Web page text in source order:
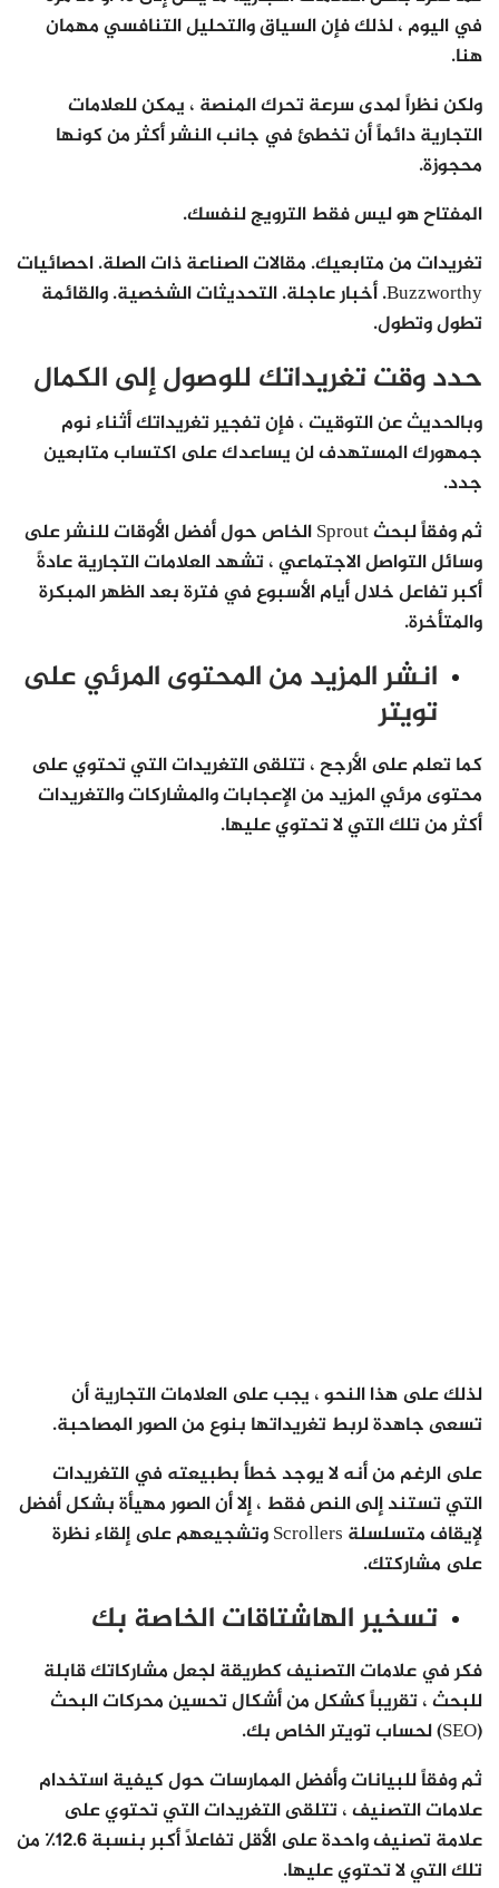
في اليوم ، لذلك فإن السياق والتحليل التنافسي مهمان
هنا.
ولكن نظراً لمدى سرعة تحرك المنصة ، يمكن للعلامات
التجارية دائماً أن تخطئ في جانب النشر أكثر من كونها
محجوزة.
المفتاح هو ليس فقط الترويج لنفسك.
تغريدات من متابعيك. مقالات الصناعة ذات الصلة. احصائيات
Buzzworthy. أخبار عاجلة. التحديثات الشخصية. والقائمة
تطول وتطول.
حدد وقت تغريداتك للوصول إلى الكمال
وبالحديث عن التوقيت ، فإن تفجير تغريداتك أثناء نوم
جمهورك المستهدف لن يساعدك على اكتساب متابعين
جدد.
ثم وفقاً لبحث Sprout الخاص حول أفضل الأوقات للنشر على
وسائل التواصل الاجتماعي ، تشهد العلامات التجارية عادةً
أكبر تفاعل خلال أيام الأسبوع في فترة بعد الظهر المبكرة
والمتأخرة.
انشر المزيد من المحتوى المرئي على
تويتر
كما تعلم على الأرجح ، تتلقى التغريدات التي تحتوي على
محتوى مرئي المزيد من الإعجابات والمشاركات والتغريدات
أكثر من تلك التي لا تحتوي عليها.
لذلك على هذا النحو ، يجب على العلامات التجارية أن
تسعى جاهدة لربط تغريداتها بنوع من الصور المصاحبة.
على الرغم من أنه لا يوجد خطأ بطبيعته في التغريدات
التي تستند إلى النص فقط ، إلا أن الصور مهيأة بشكل أفضل
لإيقاف متسلسلة Scrollers وتشجيعهم على إلقاء نظرة
على مشاركتك.
تسخير الهاشتاقات الخاصة بك
فكر في علامات التصنيف كطريقة لجعل مشاركاتك قابلة
للبحث ، تقريباً كشكل من أشكال تحسين محركات البحث
(SEO) لحساب تويتر الخاص بك.
ثم وفقاً للبيانات وأفضل الممارسات حول كيفية استخدام
علامات التصنيف ، تتلقى التغريدات التي تحتوي على
علامة تصنيف واحدة على الأقل تفاعلاً أكبر بنسبة 12.6٪ من
تلك التي لا تحتوي عليها.